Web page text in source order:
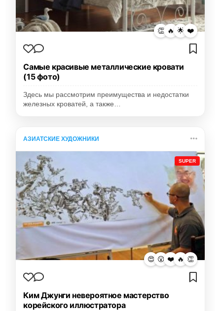
👏 🔥 🌟 ❤️
Самые красивые металлические кровати
(15 фото)
Здесь мы рассмотрим преимущества и недостатки
железных кроватей, а также…
АЗИАТСКИЕ ХУДОЖНИКИ
SUPER
😍 😮 ❤️ 🔥 👏
Ким Джунги невероятное мастерство
корейского иллюстратора